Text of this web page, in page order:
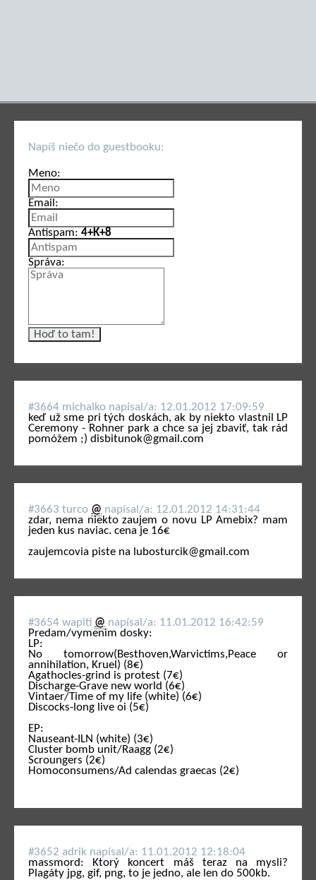
Napíš niečo do guestbooku:
Meno:
Email:
Antispam: 4+K+8
Správa:
#3664 michalko napí­sal/a: 12.01.2012 17:09:59
keď už sme pri tých doskách, ak by niekto vlastnil LP
Ceremony - Rohner park a chce sa jej zbaviť, tak rád
pomóžem ;) disbitunok@gmail.com
#3663 turco @ napí­sal/a: 12.01.2012 14:31:44
zdar, nema niekto zaujem o novu LP Amebix? mam
jeden kus naviac. cena je 16€
zaujemcovia piste na lubosturcik@gmail.com
#3654 wapiti @ napí­sal/a: 11.01.2012 16:42:59
Predam/vymenim dosky:
LP:
No tomorrow(Besthoven,Warvictims,Peace or
annihilation, Kruel) (8€)
Agathocles-grind is protest (7€)
Discharge-Grave new world (6€)
Vintaer/Time of my life (white) (6€)
Discocks-long live oi (5€)
EP:
Nauseant-ILN (white) (3€)
Cluster bomb unit/Raagg (2€)
Scroungers (2€)
Homoconsumens/Ad calendas graecas (2€)
#3652 adrik napí­sal/a: 11.01.2012 12:18:04
massmord: Ktorý koncert máš teraz na mysli?
Plagáty jpg, gif, png, to je jedno, ale len do 500kb.